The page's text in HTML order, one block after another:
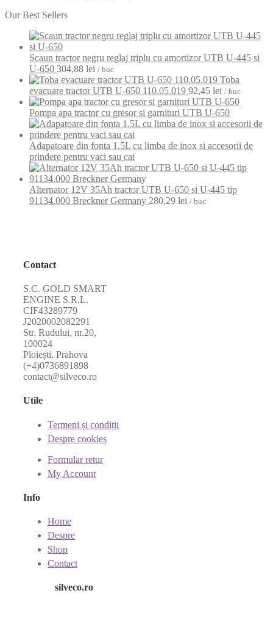
Our Best Sellers
Scaun tractor negru reglaj triplu cu amortizor UTB U-445 si
U-650 304,88 lei / buc
Toba
evacuare tractor UTB U-650 110.05.019 92,45 lei / buc
Pompa apa tractor cu gresor si garnituri UTB U-650
Adapatoare din fonta 1.5L cu limba de inox si accesorii de
prindere pentru vaci sau cai
Alternator 12V 35Ah tractor UTB U-650 si U-445 tip
91134.000 Breckner Germany 280,29 lei / buc
Contact
S.C. GOLD SMART
ENGINE S.R.L.
CIF43289779
J2020002082291
Str. Rudului, nr.20,
100024
Ploiești, Prahova
(+4)0736891898
contact@silveco.ro
Utile
Termeni și condiții
Despre cookies
Formular retur
My Account
Info
Home
Despre
Shop
Contact
silveco.ro